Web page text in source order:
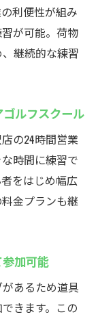
利便性が組み
が可能。荷物
継続的な練習
ルフスクール
の24時間営業
時間に練習で
をはじめ幅広
金プランも継
加可能
あるため道具
きます。この